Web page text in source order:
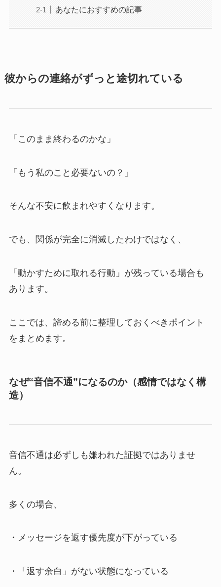
あなたにおすすめの記事
彼からの連絡がずっと途切れている
「このまま終わるのかな」
「もう私のこと必要ないの？」
そんな不安に飲まれやすくなります。
でも、関係が完全に消滅したわけではなく、
「動かすために取れる行動」が残っている場合も
あります。
ここでは、諦める前に整理しておくべきポイント
をまとめます。
なぜ“音信不通”になるのか（感情ではなく構
造）
音信不通は必ずしも嫌われた証拠ではありませ
ん。
多くの場合、
・メッセージを返す優先度が下がっている
・「返す余白」がない状態になっている